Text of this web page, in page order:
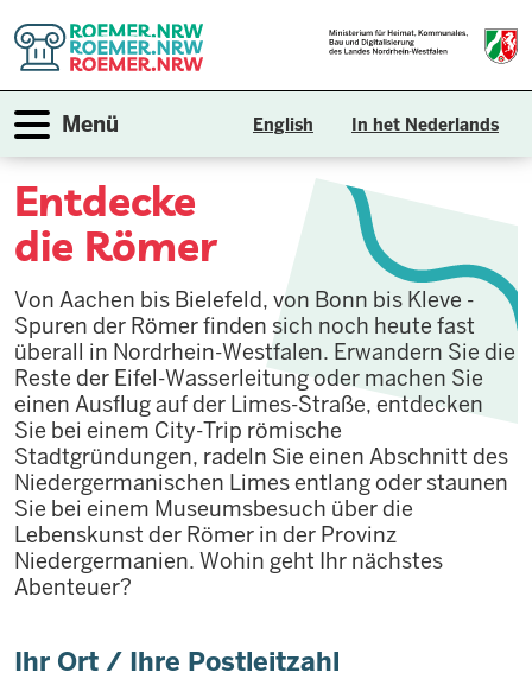
zum
Inhalt
Navigation aktivieren/deaktivieren
Menü English In het Nederlands
Entdecke
die Römer
Von Aachen bis Bielefeld, von Bonn bis Kleve -
Spuren der Römer finden sich noch heute fast
überall in Nordrhein-Westfalen. Erwandern Sie die
Reste der Eifel-Wasserleitung oder machen Sie
einen Ausflug auf der Limes-Straße, entdecken
Sie bei einem City-Trip römische
Stadtgründungen, radeln Sie einen Abschnitt des
Niedergermanischen Limes entlang oder staunen
Sie bei einem Museumsbesuch über die
Lebenskunst der Römer in der Provinz
Niedergermanien. Wohin geht Ihr nächstes
Abenteuer?
Ihr Ort / Ihre Postleitzahl